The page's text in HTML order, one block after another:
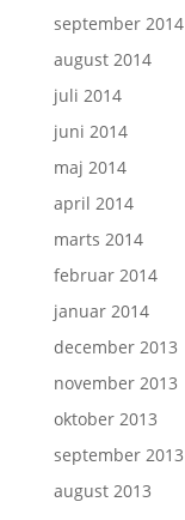
september 2014
august 2014
juli 2014
juni 2014
maj 2014
april 2014
marts 2014
februar 2014
januar 2014
december 2013
november 2013
oktober 2013
september 2013
august 2013